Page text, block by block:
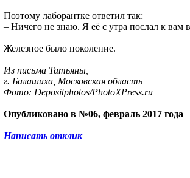
Поэтому лаборантке ответил так:
– Ничего не знаю. Я её с утра послал к вам
Железное было поколение.
Из письма Татьяны,
г. Балашиха, Московская область
Фото: Depositphotos/PhotoXPress.ru
Опубликовано в №06, февраль 2017 года
Написать отклик